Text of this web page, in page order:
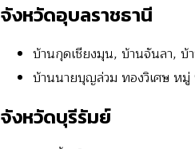
จังหวัดอุบลราชธานี
บ้านกุดเชียงมุน, บ้านจันลา, บ้
บ้านนายบุญล่วม ทองวิเศษ หมู่
จังหวัดบุรีรัมย์